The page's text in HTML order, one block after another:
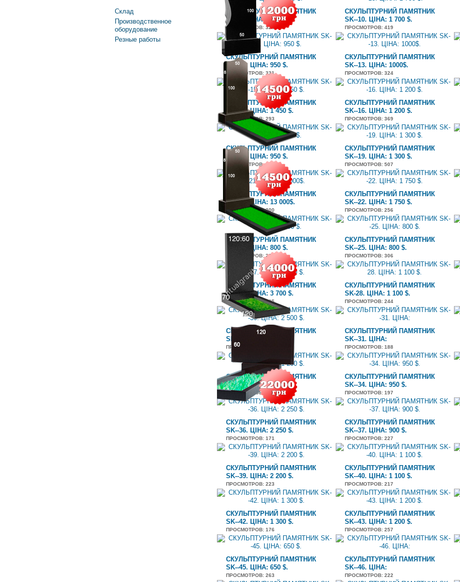
Склад
Производственное
оборудование
Резные работы
СКУЛЬПТУРНИЙ ПАМЯТНИК
SK--9. ЦІНА: 2 100 $.
ПРОСМОТРОВ: 320
СКУЛЬПТУРНИЙ ПАМЯТНИК
SK--10. ЦІНА: 1 700 $.
ПРОСМОТРОВ: 419
СКУЛЬПТУРНИЙ ПАМЯТНИК
SK--12. ЦІНА: 950 $.
ПРОСМОТРОВ: 331
СКУЛЬПТУРНИЙ ПАМЯТНИК
SK--13. ЦІНА: 1000$.
ПРОСМОТРОВ: 324
СКУЛЬПТУРНИЙ ПАМЯТНИК
SK--15. ЦІНА: 1 450 $.
ПРОСМОТРОВ: 293
СКУЛЬПТУРНИЙ ПАМЯТНИК
SK--16. ЦІНА: 1 200 $.
ПРОСМОТРОВ: 369
СКУЛЬПТУРНИЙ ПАМЯТНИК
SK--18. ЦІНА: 950 $.
ПРОСМОТРОВ: 381
СКУЛЬПТУРНИЙ ПАМЯТНИК
SK--19. ЦІНА: 1 300 $.
ПРОСМОТРОВ: 507
СКУЛЬПТУРНИЙ ПАМЯТНИК
SK--21. ЦІНА: 13 000$.
ПРОСМОТРОВ: 300
СКУЛЬПТУРНИЙ ПАМЯТНИК
SK--22. ЦІНА: 1 750 $.
ПРОСМОТРОВ: 256
СКУЛЬПТУРНИЙ ПАМЯТНИК
SK--24. ЦІНА: 800 $.
ПРОСМОТРОВ: 280
СКУЛЬПТУРНИЙ ПАМЯТНИК
SK--25. ЦІНА: 800 $.
ПРОСМОТРОВ: 306
СКУЛЬПТУРНИЙ ПАМЯТНИК
SK--27. ЦІНА: 3 700 $.
ПРОСМОТРОВ: 405
СКУЛЬПТУРНИЙ ПАМЯТНИК
SK-28. ЦІНА: 1 100 $.
ПРОСМОТРОВ: 244
СКУЛЬПТУРНИЙ ПАМЯТНИК
SK--30. ЦІНА: 2 500 $.
ПРОСМОТРОВ
СКУЛЬПТУРНИЙ ПАМЯТНИК
SK--31. ЦІНА:
ПРОСМОТРОВ: 188
СКУЛЬПТУРНИЙ ПАМЯТНИК
SK--33. ЦІНА: 1 200 $.
ПРОСМОТРОВ : 188
СКУЛЬПТУРНИЙ ПАМЯТНИК
SK--34. ЦІНА: 950 $.
ПРОСМОТРОВ: 197
СКУЛЬПТУРНИЙ ПАМЯТНИК
SK--36. ЦІНА: 2 250 $.
ПРОСМОТРОВ: 171
СКУЛЬПТУРНИЙ ПАМЯТНИК
SK--37. ЦІНА: 900 $.
ПРОСМОТРОВ: 227
СКУЛЬПТУРНИЙ ПАМЯТНИК
SK--39. ЦІНА: 2 200 $.
ПРОСМОТРОВ: 223
СКУЛЬПТУРНИЙ ПАМЯТНИК
SK--40. ЦІНА: 1 100 $.
ПРОСМОТРОВ: 217
СКУЛЬПТУРНИЙ ПАМЯТНИК
SK--42. ЦІНА: 1 300 $.
ПРОСМОТРОВ: 176
СКУЛЬПТУРНИЙ ПАМЯТНИК
SK--43. ЦІНА: 1 200 $.
ПРОСМОТРОВ: 257
СКУЛЬПТУРНИЙ ПАМЯТНИК
SK--45. ЦІНА: 650 $.
ПРОСМОТРОВ: 263
СКУЛЬПТУРНИЙ ПАМЯТНИК
SK--46. ЦІНА:
ПРОСМОТРОВ: 222